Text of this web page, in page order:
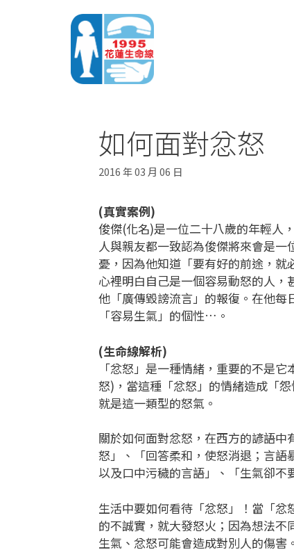
如何面對忿怒
2016 年 03 月 06 日
(真實案例)
俊傑(化名)是一位二十八歲的年輕人
人與親友都一致認為俊傑將來會是
憂，因為他知道「要有好的前途，
心裡明白自己是一個容易動怒的人
他「廣傳毀謗流言」的報復。在他
「容易生氣」的個性…。
(生命線解析)
「忿怒」是一種情緒，重要的不是
怒)，當這種「忿怒」的情緒造成「
就是這一類型的怒氣。
關於如何面對忿怒，在西方的諺語
怒」、「回答柔和，使怒消退；言語
以及口中污穢的言語」、「生氣卻
生活中要如何看待「忿怒」！當「
的不誠實，就大發怒火；因為想法
生氣、忿怒可能會造成對別人的傷害。